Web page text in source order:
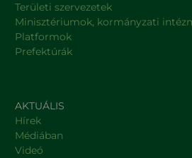
Területi szervezetek
Minisztériumok, kormányzati
Platformok
Prefektúrák
AKTUÁLIS
Hírek
Médiában
Videó